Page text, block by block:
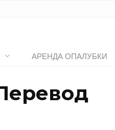
АРЕНДА ОПАЛУБКИ